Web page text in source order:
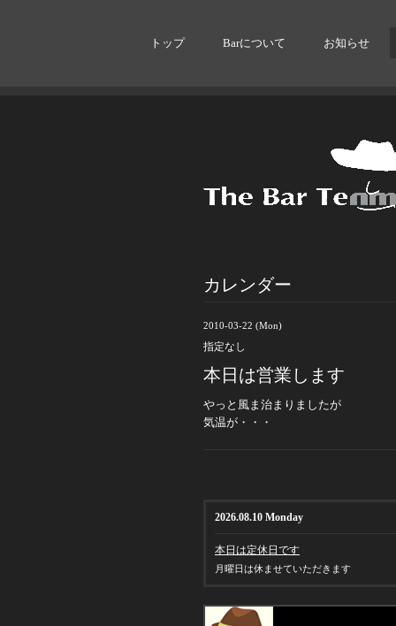
トップ Barについて お知らせ
カレンダー
2010-03-22 (Mon)
指定なし
本日は営業します
やっと風ま治まりましたが
気温が・・・
2026.08.10 Monday
本日は定休日です
月曜日は休ませていただきます